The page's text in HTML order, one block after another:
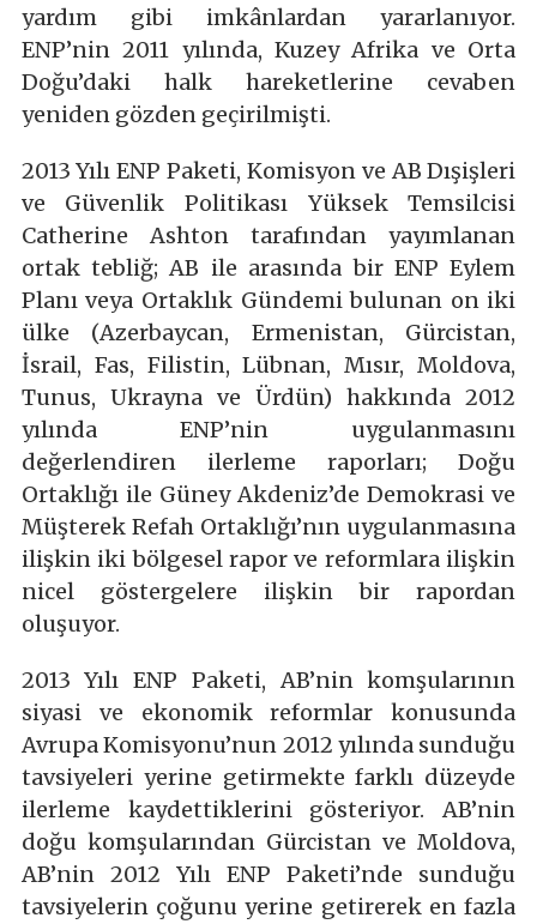
yardım gibi imkânlardan yararlanıyor.
ENP’nin 2011 yılında, Kuzey Afrika ve Orta
Doğu’daki halk hareketlerine cevaben
yeniden gözden geçirilmişti.
2013 Yılı ENP Paketi, Komisyon ve AB Dışişleri
ve Güvenlik Politikası Yüksek Temsilcisi
Catherine Ashton tarafından yayımlanan
ortak tebliğ; AB ile arasında bir ENP Eylem
Planı veya Ortaklık Gündemi bulunan on iki
ülke (Azerbaycan, Ermenistan, Gürcistan,
İsrail, Fas, Filistin, Lübnan, Mısır, Moldova,
Tunus, Ukrayna ve Ürdün) hakkında 2012
yılında ENP’nin uygulanmasını
değerlendiren ilerleme raporları; Doğu
Ortaklığı ile Güney Akdeniz’de Demokrasi ve
Müşterek Refah Ortaklığı’nın uygulanmasına
ilişkin iki bölgesel rapor ve reformlara ilişkin
nicel göstergelere ilişkin bir rapordan
oluşuyor.
2013 Yılı ENP Paketi, AB’nin komşularının
siyasi ve ekonomik reformlar konusunda
Avrupa Komisyonu’nun 2012 yılında sunduğu
tavsiyeleri yerine getirmekte farklı düzeyde
ilerleme kaydettiklerini gösteriyor. AB’nin
doğu komşularından Gürcistan ve Moldova,
AB’nin 2012 Yılı ENP Paketi’nde sunduğu
tavsiyelerin çoğunu yerine getirerek en fazla